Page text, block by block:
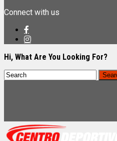
Connect with us
Hi, What Are You Looking For?